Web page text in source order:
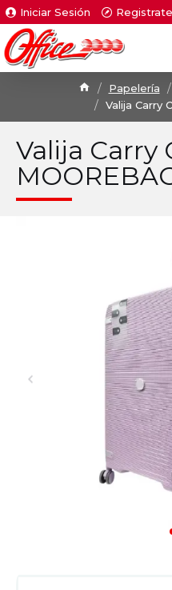
Iniciar Sesión Registrate
Papelería
Valija Carry
Valija Carry